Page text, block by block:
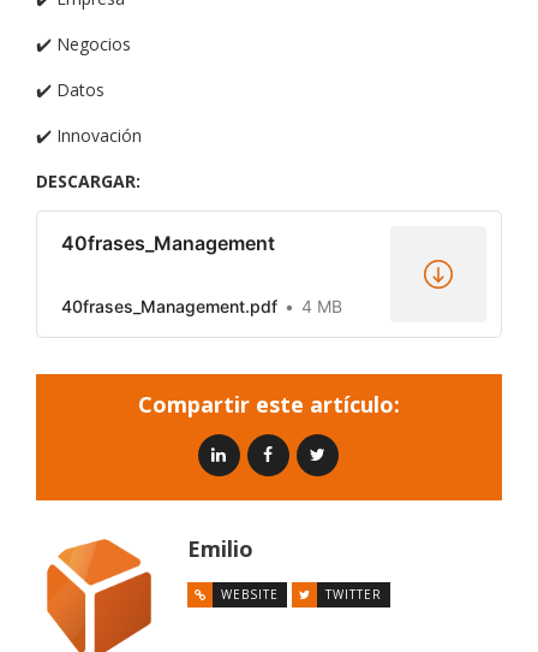
✔️ Negocios
✔️ Datos
✔️ Innovación
DESCARGAR:
40frases_Management
40frases_Management.pdf 4 MB
Compartir este artículo:
Emilio
WEBSITE TWITTER